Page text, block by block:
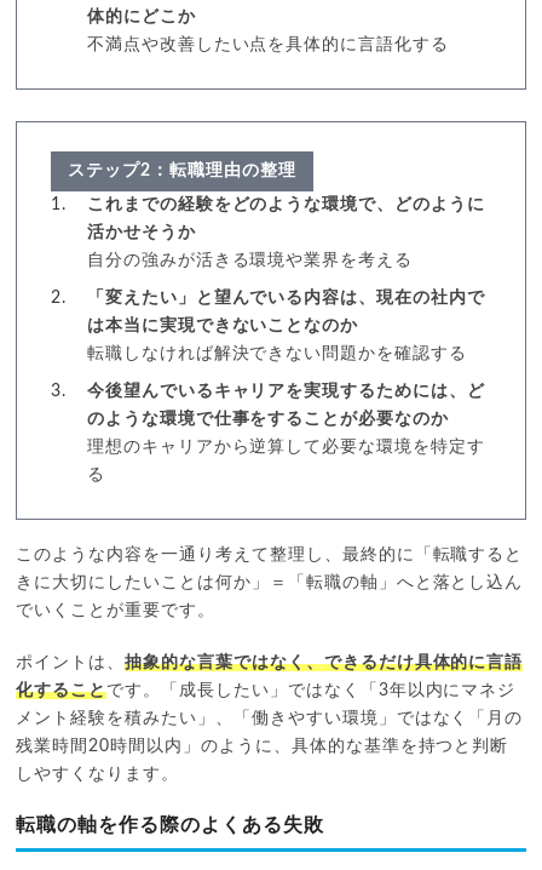
体的にどこか
不満点や改善したい点を具体的に言語化する
ステップ2：転職理由の整理
これまでの経験をどのような環境で、どのように
活かせそうか
自分の強みが活きる環境や業界を考える
「変えたい」と望んでいる内容は、現在の社内で
は本当に実現できないことなのか
転職しなければ解決できない問題かを確認する
今後望んでいるキャリアを実現するためには、ど
のような環境で仕事をすることが必要なのか
理想のキャリアから逆算して必要な環境を特定す
る
このような内容を一通り考えて整理し、最終的に「転職すると
きに大切にしたいことは何か」＝「転職の軸」へと落とし込ん
でいくことが重要です。
ポイントは、抽象的な言葉ではなく、できるだけ具体的に言語
化することです。「成長したい」ではなく「3年以内にマネジ
メント経験を積みたい」、「働きやすい環境」ではなく「月の
残業時間20時間以内」のように、具体的な基準を持つと判断
しやすくなります。
転職の軸を作る際のよくある失敗